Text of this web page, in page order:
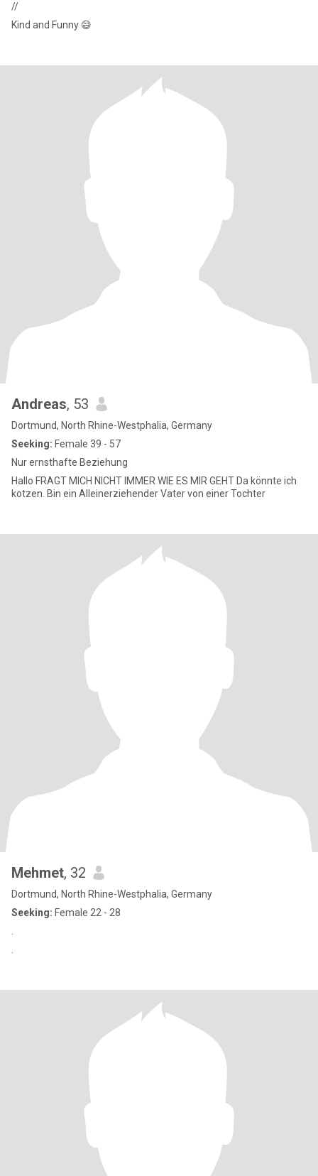
//
Kind and Funny 😄
Andreas, 53
Dortmund, North Rhine-Westphalia, Germany
Seeking: Female 39 - 57
Nur ernsthafte Beziehung
Hallo FRAGT MICH NICHT IMMER WIE ES MIR GEHT Da könnte ich
kotzen. Bin ein Alleinerziehender Vater von einer Tochter
Mehmet, 32
Dortmund, North Rhine-Westphalia, Germany
Seeking: Female 22 - 28